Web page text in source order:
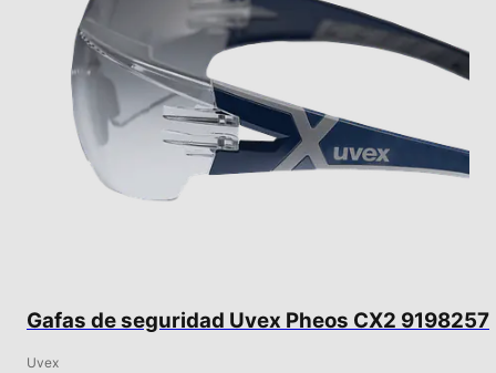
Gafas de seguridad Uvex Pheos CX2 9198257
Uvex